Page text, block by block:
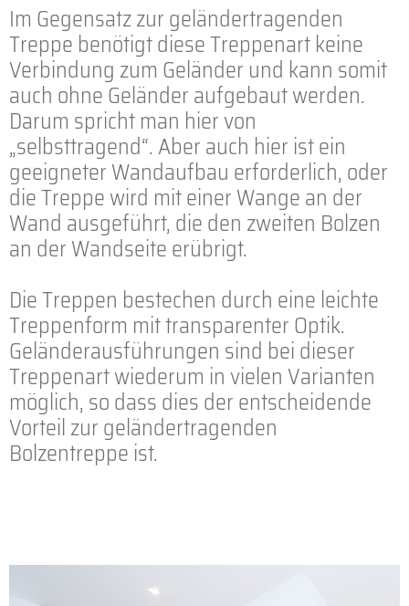
Im Gegensatz zur geländertragenden
Treppe benötigt diese Treppenart keine
Verbindung zum Geländer und kann somit
auch ohne Geländer aufgebaut werden.
Darum spricht man hier von
„selbsttragend“. Aber auch hier ist ein
geeigneter Wandaufbau erforderlich, oder
die Treppe wird mit einer Wange an der
Wand ausgeführt, die den zweiten Bolzen
an der Wandseite erübrigt.
Die Treppen bestechen durch eine leichte
Treppenform mit transparenter Optik.
Geländerausführungen sind bei dieser
Treppenart wiederum in vielen Varianten
möglich, so dass dies der entscheidende
Vorteil zur geländertragenden
Bolzentreppe ist.